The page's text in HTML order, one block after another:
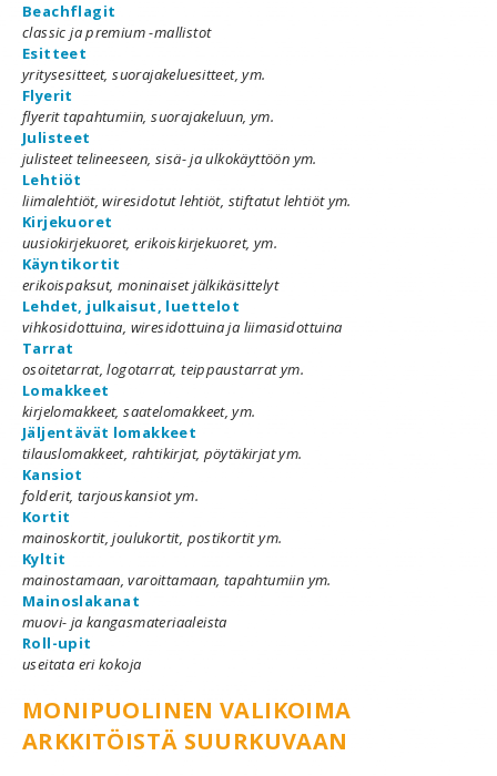
Beachflagit
classic ja premium -mallistot
Esitteet
yritysesitteet, suorajakeluesitteet, ym.
Flyerit
flyerit tapahtumiin, suorajakeluun, ym.
Julisteet
julisteet telineeseen, sisä- ja ulkokäyttöön ym.
Lehtiöt
liimalehtiöt, wiresidotut lehtiöt, stiftatut lehtiöt ym.
Kirjekuoret
uusiokirjekuoret, erikoiskirjekuoret, ym.
Käyntikortit
erikoispaksut, moninaiset jälkikäsittelyt
Lehdet, julkaisut, luettelot
vihkosidottuina, wiresidottuina ja liimasidottuina
Tarrat
osoitetarrat, logotarrat, teippaustarrat ym.
Lomakkeet
kirjelomakkeet, saatelomakkeet, ym.
Jäljentävät lomakkeet
tilauslomakkeet, rahtikirjat, pöytäkirjat ym.
Kansiot
folderit, tarjouskansiot ym.
Kortit
mainoskortit, joulukortit, postikortit ym.
Kyltit
mainostamaan, varoittamaan, tapahtumiin ym.
Mainoslakanat
muovi- ja kangasmateriaaleista
Roll-upit
useitata eri kokoja
MONIPUOLINEN VALIKOIMA
ARKKITÖISTÄ SUURKUVAAN